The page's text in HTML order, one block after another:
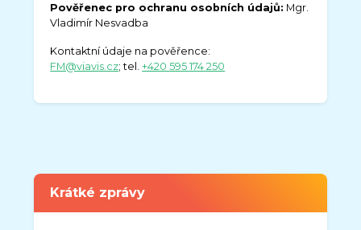
Pověřenec pro ochranu osobních údajů: Mgr.
Vladimír Nesvadba
Kontaktní údaje na pověřence:
FM@viavis.cz; tel.+420 595 174 250
Krátké zprávy